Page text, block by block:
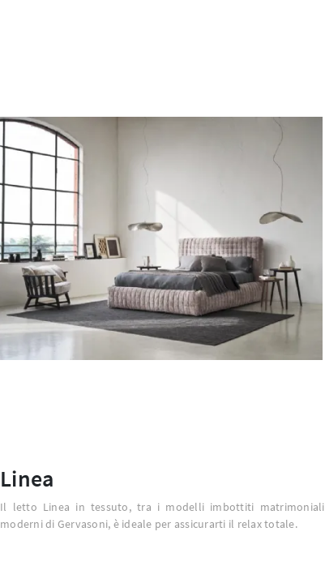
Linea
Il letto Linea in tessuto, tra i modelli imbottiti matrimoniali
moderni di Gervasoni, è ideale per assicurarti il relax totale.